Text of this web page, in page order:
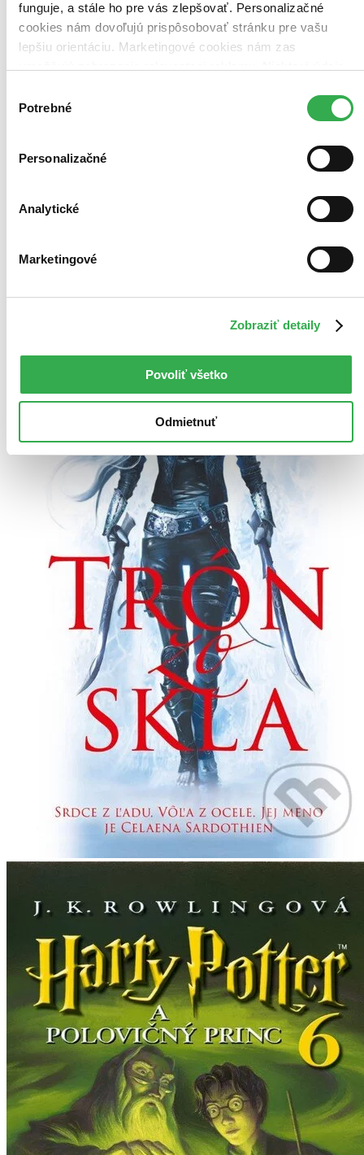
funguje, a stále ho pre vás zlepšovať. Personalizačné
cookies nám dovoľujú prispôsobovať stránku pre vašu
lepšiu orientáciu. Marketingové cookies nám zas
keby sme mohli používať všetky tieto cookies. Ďakujeme!
súhlasu
Potrebné
Personalizačné
Analytické
Marketingové
Zobraziť detaily
Povoliť všetko
Odmietnuť